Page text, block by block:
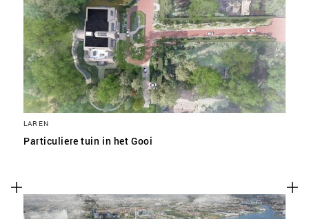
LAREN
Particuliere tuin in het Gooi
SLA VOORKEUREN OP